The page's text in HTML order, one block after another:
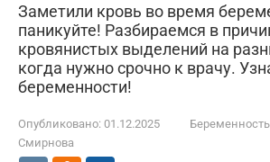
Заметили кровь во время
паникуйте! Разбираемся в
кровянистых выделений на
когда нужно срочно к врачу.
беременности!
Опубликовано: 01.12.2025 Беременность
Смирнова